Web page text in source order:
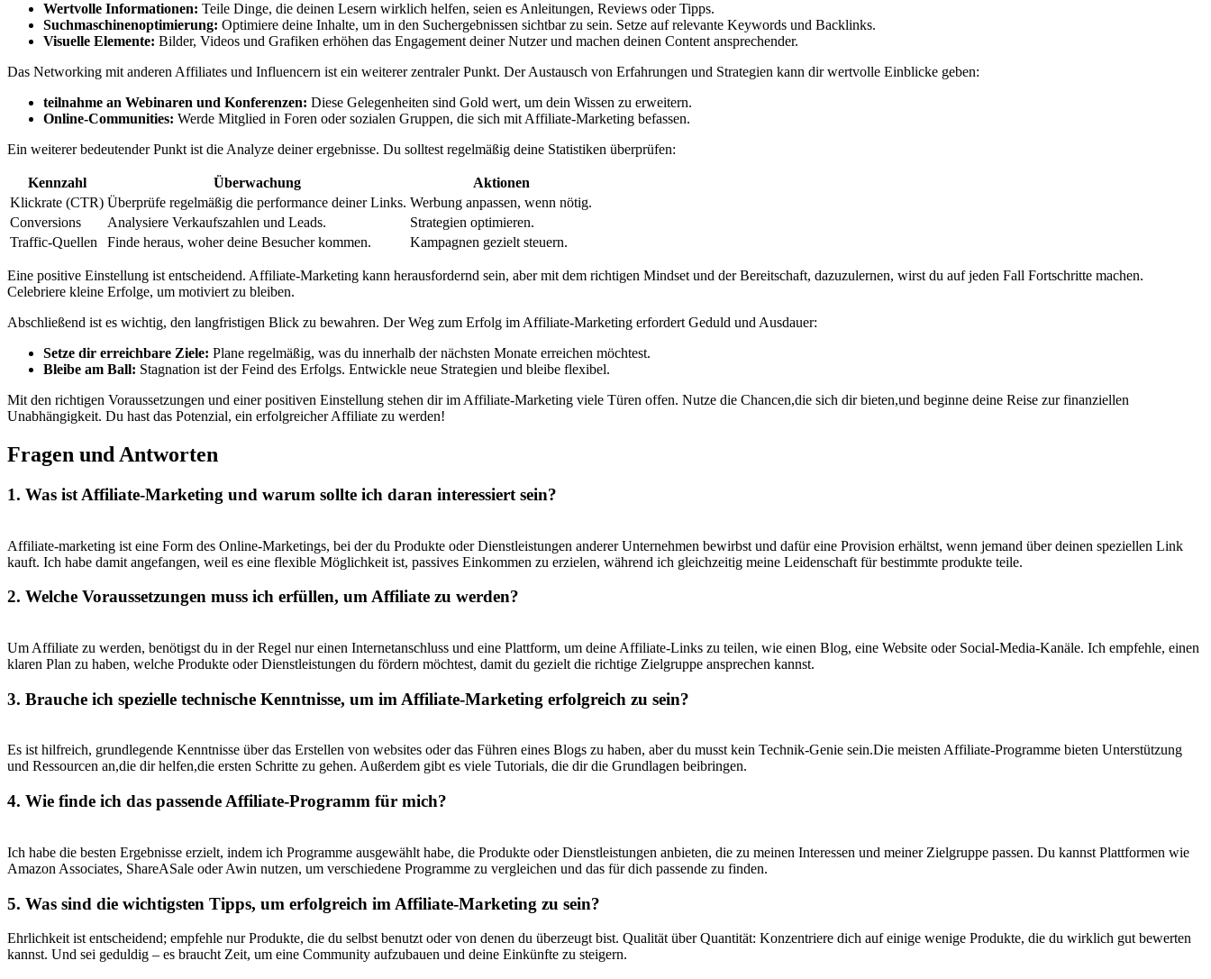
Wertvolle⁤ Informationen: Teile ​Dinge, die‍ deinen Lesern wirklich helfen,‌ seien​ es Anleitungen,⁢ Reviews oder Tipps.
Suchmaschinenoptimierung: Optimiere​ deine⁣ Inhalte, um in den Suchergebnissen sichtbar zu sein. Setze‌ auf relevante Keywords und Backlinks.
Visuelle Elemente: Bilder, Videos und Grafiken erhöhen das Engagement ​deiner Nutzer und machen deinen Content ansprechender.
Das Networking mit anderen Affiliates und Influencern ist ein weiterer zentraler Punkt. Der Austausch von Erfahrungen und ‍Strategien⁣ kann​ dir wertvolle Einblicke geben:
teilnahme an Webinaren ​und Konferenzen: Diese‍ Gelegenheiten sind Gold wert, um⁢ dein ⁣Wissen zu erweitern.
Online-Communities: Werde ​Mitglied in ⁤Foren oder‍ sozialen ‍Gruppen, die sich mit Affiliate-Marketing befassen.
Ein weiterer bedeutender Punkt ist die Analyze deiner⁣ ergebnisse. Du solltest regelmäßig deine Statistiken überprüfen:
Kennzahl Überwachung
Aktionen
Klickrate (CTR) Überprüfe regelmäßig ​die performance deiner ⁤Links. Werbung anpassen,⁣ wenn​ nötig.
Conversions
Analysiere Verkaufszahlen und Leads.
Strategien ⁢optimieren.
Traffic-Quellen
Finde heraus, woher deine Besucher kommen. Kampagnen gezielt⁤ steuern.
Eine ⁣positive Einstellung​ ist entscheidend. Affiliate-Marketing kann⁢ herausfordernd sein, aber⁢ mit dem richtigen Mindset​ und der Bereitschaft, dazuzulernen, wirst du auf jeden Fall⁣ Fortschritte machen.
Celebriere kleine ​Erfolge, um⁣ motiviert zu⁢ bleiben.
Abschließend ist es wichtig, ‌den ​langfristigen Blick‍ zu bewahren. Der Weg ‍zum⁢ Erfolg im ‌Affiliate-Marketing erfordert ⁣Geduld‌ und ⁣Ausdauer:
Setze dir‍ erreichbare⁤ Ziele: ⁤Plane ⁣regelmäßig, was du‍ innerhalb der nächsten Monate erreichen ⁤möchtest.
Bleibe am Ball: Stagnation ist der Feind des Erfolgs. Entwickle neue Strategien und bleibe flexibel.
Mit den richtigen Voraussetzungen und‍ einer​ positiven‍ Einstellung stehen dir im Affiliate-Marketing viele Türen offen. Nutze⁢ die Chancen,die sich⁢ dir ‌bieten,und beginne deine ⁣Reise⁢ zur ⁣finanziellen
Unabhängigkeit. Du hast‍ das Potenzial, ein erfolgreicher Affiliate zu werden!
Fragen und Antworten
1. Was ist Affiliate-Marketing und⁣ warum sollte⁤ ich daran interessiert sein?
Affiliate-marketing ist eine Form des Online-Marketings, bei ‌der⁣ du ⁢Produkte oder Dienstleistungen anderer Unternehmen⁢ bewirbst und dafür ⁢eine ​Provision erhältst, wenn ⁣jemand über deinen‍ speziellen Link
kauft. Ich habe damit ⁤angefangen, weil es eine flexible Möglichkeit ist,⁢ passives Einkommen⁤ zu erzielen, ⁤während ich gleichzeitig ⁤meine Leidenschaft für⁤ bestimmte produkte teile.
2. Welche Voraussetzungen muss ⁣ich erfüllen, um ⁣Affiliate zu ⁤werden?
Um Affiliate zu werden, benötigst ​du in der Regel nur einen⁤ Internetanschluss und eine Plattform, um deine ​Affiliate-Links zu teilen, wie einen Blog, eine Website oder Social-Media-Kanäle. Ich empfehle, einen
klaren Plan zu haben, welche ‍Produkte oder ⁣Dienstleistungen du fördern möchtest, damit‍ du gezielt die⁢ richtige Zielgruppe ansprechen kannst.
3. Brauche ‍ich spezielle​ technische Kenntnisse, um im Affiliate-Marketing ⁢erfolgreich ‍zu sein?
Es ist ⁤hilfreich, grundlegende Kenntnisse über das ‍Erstellen ​von websites oder das Führen eines ‌Blogs zu haben, aber​ du ​musst ​kein Technik-Genie sein.Die meisten Affiliate-Programme bieten‌ Unterstützung
und⁣ Ressourcen an,die dir ⁣helfen,die ​ersten Schritte zu gehen. Außerdem gibt es viele Tutorials, die dir ⁣die Grundlagen beibringen.
4. Wie⁢ finde ich ‍das passende Affiliate-Programm für mich?
Ich ⁢habe die‍ besten Ergebnisse erzielt,​ indem ich Programme ausgewählt​ habe, die Produkte ⁢oder Dienstleistungen ⁢anbieten, die zu meinen ‌Interessen ⁢und‍ meiner ⁢Zielgruppe passen. ‍Du kannst Plattformen ⁣wie ​
Amazon Associates, ⁤ShareASale oder Awin nutzen, um ⁣verschiedene Programme‍ zu vergleichen und​ das für dich⁣ passende​ zu⁢ finden.
5. Was sind die wichtigsten Tipps, um erfolgreich im ‌Affiliate-Marketing ​zu sein?
Ehrlichkeit ist entscheidend; ⁣empfehle nur Produkte, die du selbst​ benutzt oder von ‌denen du ‌überzeugt bist. ‌Qualität über Quantität: ‍Konzentriere ⁣dich auf ⁢einige ⁢wenige Produkte,⁢ die ⁤du wirklich gut bewerten
kannst.⁤ Und sei geduldig – es‍ braucht Zeit, um eine‍ Community aufzubauen und⁣ deine⁤ Einkünfte ‍zu steigern.